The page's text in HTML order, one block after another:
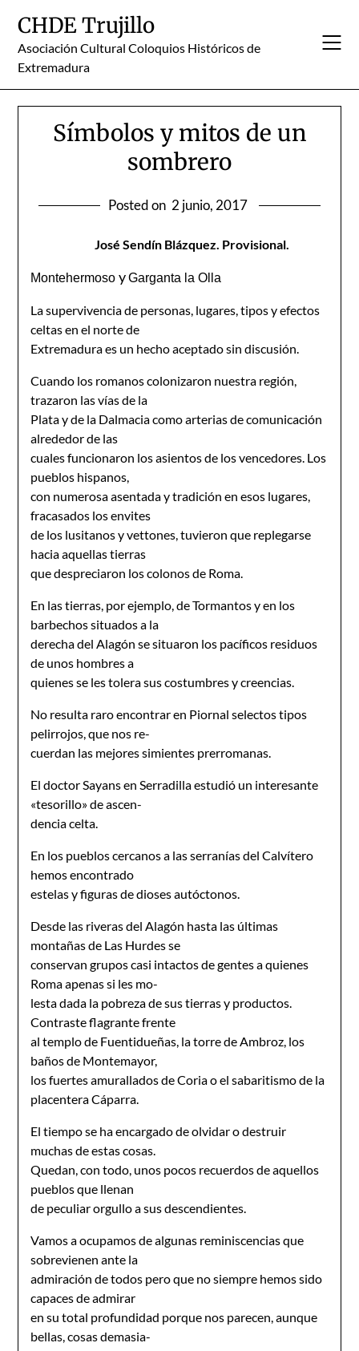
content
CHDE Trujillo
Asociación Cultural Coloquios Históricos de
Extremadura
Símbolos y mitos de un
sombrero
Posted on 2 junio, 2017
José Sendín Blázquez. Provisional.
MontehermosoyGarganta la Olla
La supervivencia de personas, lugares, tipos y efectos
celtas en el norte de
Extremadura es un hecho aceptado sin discusión.
Cuando los romanos colonizaron nuestra región,
trazaron las vías de la
Plata y de la Dalmacia como arterias de comunicación
alrededor de las
cuales funcionaron los asientos de los vencedores. Los
pueblos hispanos,
con numerosa asentada y tradición en esos lugares,
fracasados los envites
de los lusitanos y vettones, tuvieron que replegarse
hacia aquellas tierras
que despreciaron los colonos de Roma.
En las tierras, por ejemplo, de Tormantos y en los
barbechos situados a la
derecha del Alagón se situaron los pacíficos residuos
de unos hombres a
quienes se les tolera sus costumbres y creencias.
No resulta raro encontrar en Piornal selectos tipos
pelirrojos, que nos re-
cuerdan las mejores simientes prerromanas.
El doctor Sayans en Serradilla estudió un interesante
«tesorillo» de ascen-
dencia celta.
En los pueblos cercanos a las serranías del Calvítero
hemos encontrado
estelas y figuras de dioses autóctonos.
Desde las riveras del Alagón hasta las últimas
montañas de Las Hurdes se
conservan grupos casi intactos de gentes a quienes
Roma apenas si les mo-
lesta dada la pobreza de sus tierras y productos.
Contraste flagrante frente
al templo de Fuentidueñas, la torre de Ambroz, los
baños de Montemayor,
los fuertes amurallados de Coria o el sabaritismo de la
placentera Cáparra.
El tiempo se ha encargado de olvidar o destruir
muchas de estas cosas.
Quedan, con todo, unos pocos recuerdos de aquellos
pueblos que llenan
de peculiar orgullo a sus descendientes.
Vamos a ocupamos de algunas reminiscencias que
sobrevienen ante la
admiración de todos pero que no siempre hemos sido
capaces de admirar
en su total profundidad porque nos parecen, aunque
bellas, cosas demasia-